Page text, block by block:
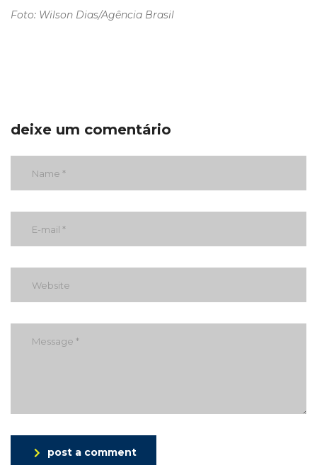
Foto: Wilson Dias/Agência Brasil
deixe um comentário
post a comment